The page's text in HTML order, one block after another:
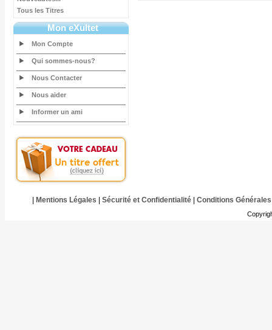
Tous les Titres
Mon eXultet
Mon Compte
Qui sommes-nous?
Nous Contacter
Nous aider
Informer un ami
Mentions Légales Sécurité et Confidentialité| Conditions Générales